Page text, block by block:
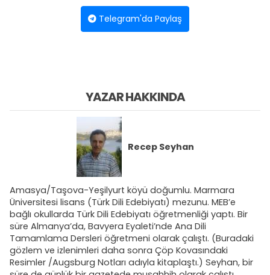
Telegram'da Paylaş
YAZAR HAKKINDA
Recep Seyhan
Amasya/Taşova-Yeşilyurt köyü doğumlu. Marmara
Üniversitesi lisans (Türk Dili Edebiyatı) mezunu. MEB’e
bağlı okullarda Türk Dili Edebiyatı öğretmenliği yaptı. Bir
süre Almanya’da, Bavyera Eyaleti’nde Ana Dili
Tamamlama Dersleri öğretmeni olarak çalıştı. (Buradaki
gözlem ve izlenimleri daha sonra Çöp Kovasındaki
Resimler /Augsburg Notları adıyla kitaplaştı.) Seyhan, bir